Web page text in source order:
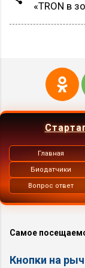
«TRON в
Главная
Биодатчики
Вопрос ответ
Самое
Кнопки на